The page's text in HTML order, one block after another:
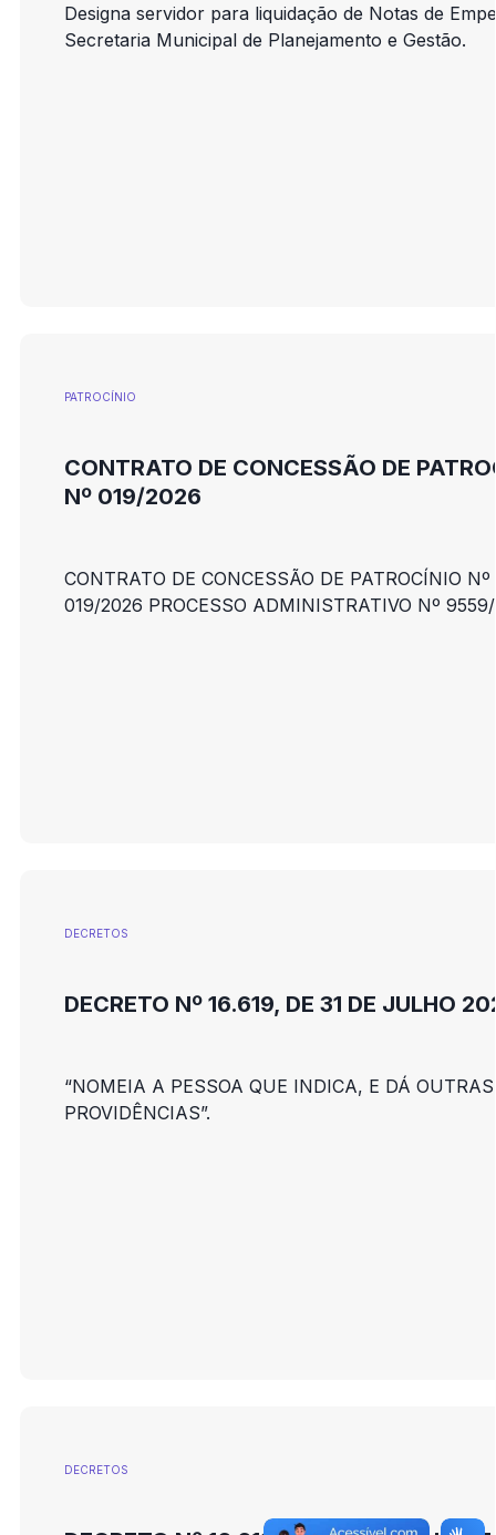
Designa servidor para liquidação de Notas de
Secretaria Municipal de Planejamento e Gestão.
PATROCÍNIO
CONTRATO DE CONCESSÃO DE
Nº 019/2026
CONTRATO DE CONCESSÃO DE PATROCÍNIO Nº
019/2026 PROCESSO ADMINISTRATIVO Nº
DECRETOS
DECRETO Nº 16.619, DE 31 DE JULHO
“NOMEIA A PESSOA QUE INDICA, E DÁ OUTRAS
PROVIDÊNCIAS”.
DECRETOS